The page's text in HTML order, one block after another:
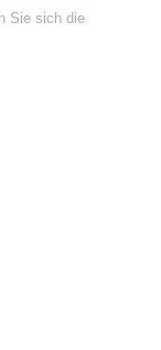
Sie sich die